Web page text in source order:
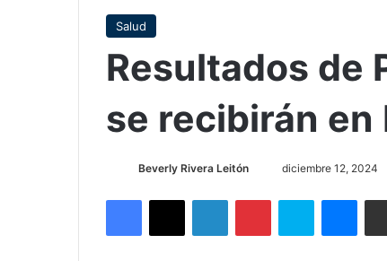
Salud
Resultados de
se recibirán en
Beverly Rivera Leitón
Senddiciembre 12, 2024
Facebook
X LinkedInPinterestSkype